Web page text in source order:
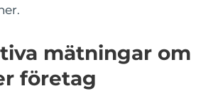
mätningar om
företag